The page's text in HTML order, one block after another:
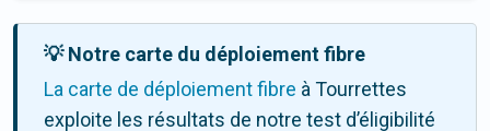
💡 Notre carte du déploiement fibre
La carte de déploiement fibre à Tourrettes
exploite les résultats de notre test d’éligibilité